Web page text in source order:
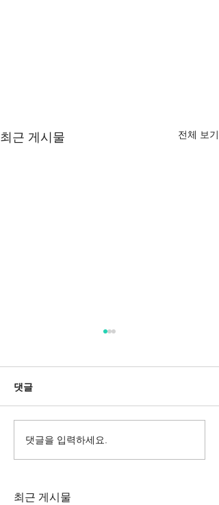
최근 게시물 전체 보기
Messa da Requiem
댓글
댓글을 입력하세요.
최근 게시물